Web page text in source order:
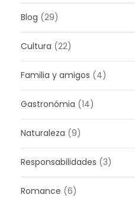
Blog (29)
Cultura (22)
Familia y amigos (4)
Gastronómia (14)
Naturaleza (9)
Responsabilidades (3)
Romance (6)